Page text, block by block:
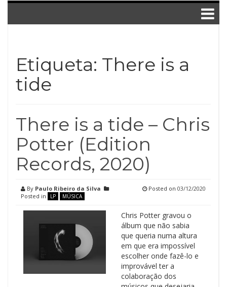
Etiqueta: There is a
tide
There is a tide – Chris
Potter (Edition
Records, 2020)
By Paulo Ribeiro da Silva
Posted in
LP MÚSICA
Posted on 03/12/2020
Chris Potter gravou o
álbum que não sabia
que queria numa altura
em que era impossível
escolher onde fazê-lo e
improvável ter a
colaboração dos